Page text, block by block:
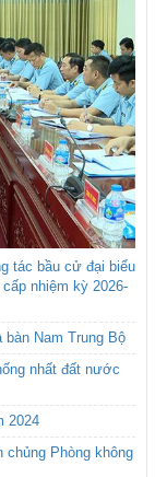
tác bầu cử đại biểu
nhiệm kỳ 2026-
bàn Nam Trung Bộ
nhất đất nước
2024
Phòng không